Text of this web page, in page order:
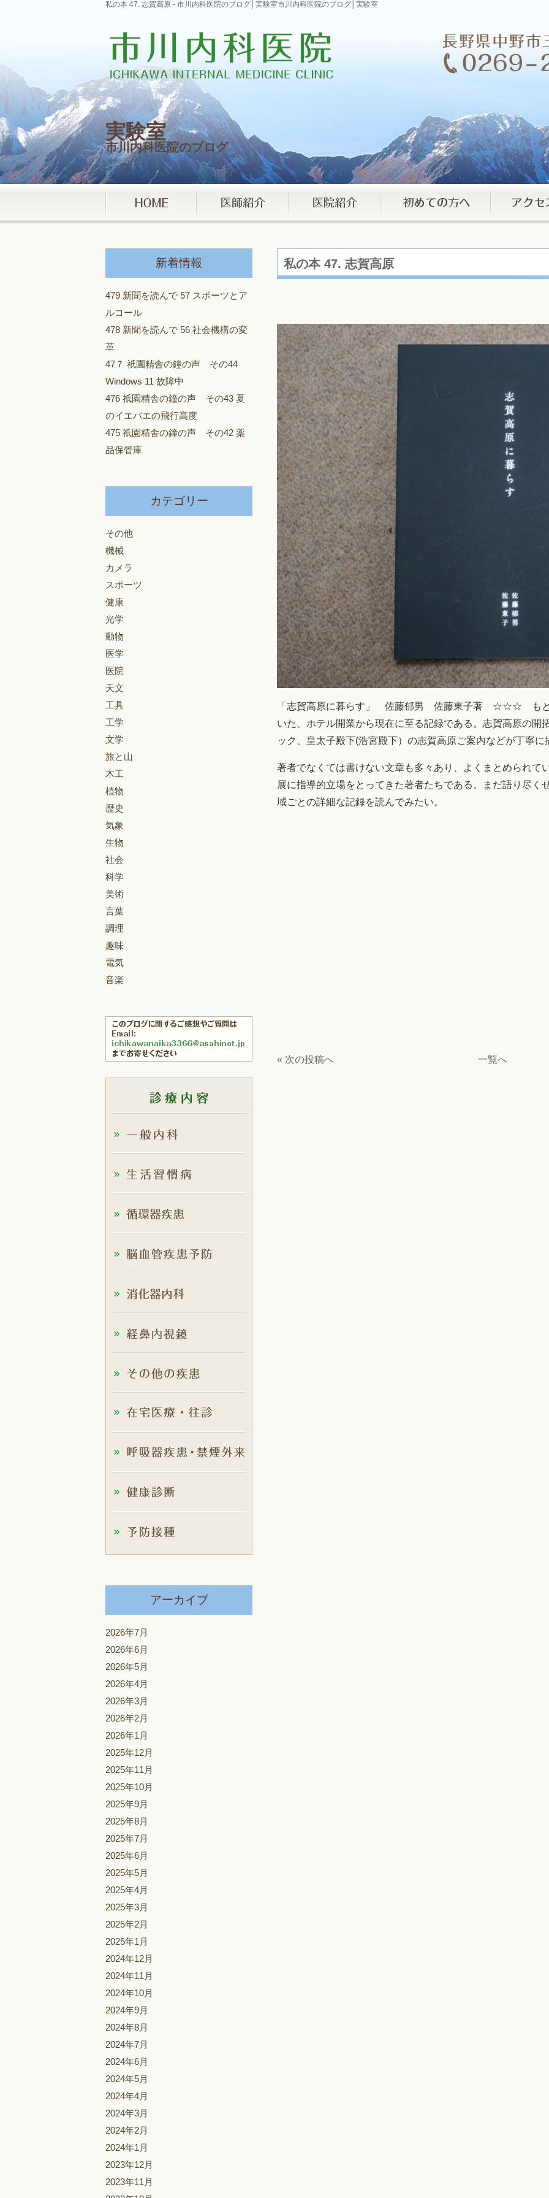
私の本 47. 志賀高原 - 市川内科医院のブログ│実験室市川内科医院のブログ│実験室
実験室
市川内科医院のブログ
私の本 47. 志賀高原
「志賀高原に暮らす」 佐藤郁男 佐藤東子著 ☆☆☆ もと
いた、ホテル開業から現在に至る記録である。志賀高原の開
ック、皇太子殿下(浩宮殿下）の志賀高原ご案内などが丁寧に
著者でなくては書けない文章も多々あり、よくまとめられて
展に指導的立場をとってきた著者たちである。まだ語り尽く
域ごとの詳細な記録を読んでみたい。
一覧へ
« 次の投稿へ
新着情報
479 新聞を読んで 57 スポーツとア
ルコール
478 新聞を読んで 56 社会機構の変
革
47７ 祇園精舎の鐘の声 その44
Windows 11 故障中
476 祇園精舎の鐘の声 その43 夏
のイエバエの飛行高度
475 祇園精舎の鐘の声 その42 薬
品保管庫
カテゴリー
その他
機械
カメラ
スポーツ
健康
光学
動物
医学
医院
天文
工具
工学
文学
旅と山
木工
植物
歴史
気象
生物
社会
科学
美術
言葉
調理
趣味
電気
音楽
アーカイブ
2026年7月
2026年6月
2026年5月
2026年4月
2026年3月
2026年2月
2026年1月
2025年12月
2025年11月
2025年10月
2025年9月
2025年8月
2025年7月
2025年6月
2025年5月
2025年4月
2025年3月
2025年2月
2025年1月
2024年12月
2024年11月
2024年10月
2024年9月
2024年8月
2024年7月
2024年6月
2024年5月
2024年4月
2024年3月
2024年2月
2024年1月
2023年12月
2023年11月